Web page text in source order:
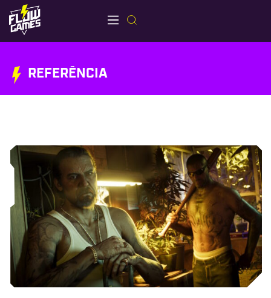
REFERÊNCIA